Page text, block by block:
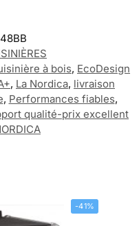
à bois, EcoDesign
, La Nordica, livraison
, Performances fiables,
qualité-prix excellent
-41%